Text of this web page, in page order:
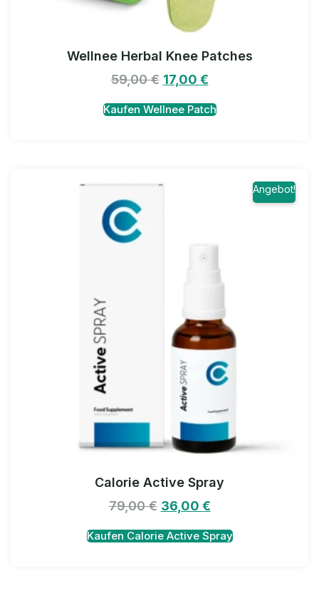
Wellnee Herbal Knee Patches
59,00€ 17,00 €
Kaufen Wellnee Patch
Angebot!
Calorie Active Spray
79,00€ 36,00 €
Kaufen Calorie Active Spray